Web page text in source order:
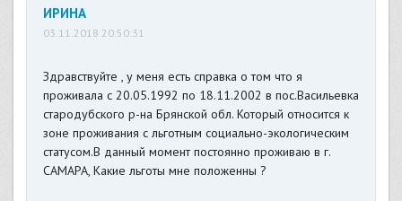
ИРИНА
03.11.2018 20:50:31
Здравствуйте , у меня есть справка о том что я
проживала с 20.05.1992 по 18.11.2002 в пос.Васильевка
стародубского р-на Брянской обл. Который относится к
зоне проживания с льготным социально-экологическим
статусом.В данный момент постоянно проживаю в г.
САМАРА, Какие льготы мне положенны ?